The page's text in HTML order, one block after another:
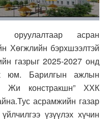
асран
Хөгжлийн бэрхшээлтэй
газрыг 2025-2027 онд
юм. Барилгын ажлын
Жи констракшн” ХХК
асрамжийн газар
үзүүлэх хүчин